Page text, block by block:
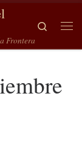
Frontera
Search